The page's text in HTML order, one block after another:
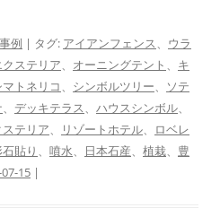
例 | タグ: アイアンフェンス、 ウラ
ステリア、 オーニングテント 、 キ
マトネリコ、 シンボルツリー、
ソテ
、 デッキテラス、 ハウスシンボル、
テリア、 リゾートホテル、
ロベレ
貼り 、 噴水、 日本石産、 植栽、 豊
15 |